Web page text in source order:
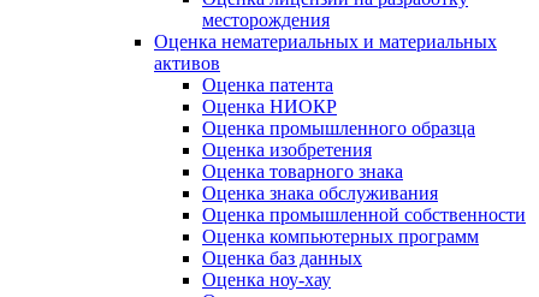
месторождения
Оценка нематериальных и материальных
активов
Оценка патента
Оценка НИОКР
Оценка промышленного образца
Оценка изобретения
Оценка товарного знака
Оценка знака обслуживания
Оценка промышленной собственности
Оценка компьютерных программ
Оценка баз данных
Оценка ноу-хау